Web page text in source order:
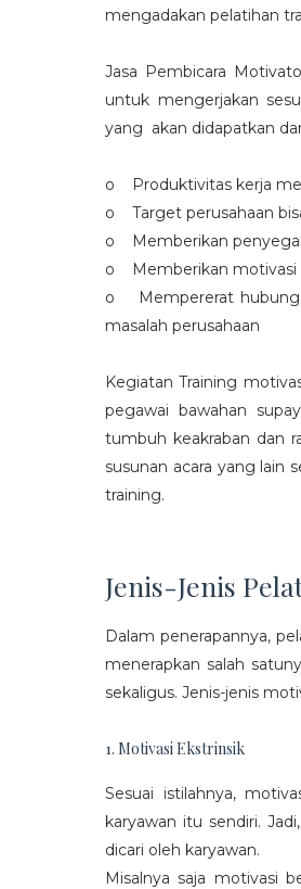
mengadakan pelatihan
Jasa Pembicara
untuk mengerjakan
yang akan didapatkan
o Produktivitas kerja
o Target perusahaan
o Memberikan
o Memberikan motivasi
o Mempererat
masalah perusahaan
Kegiatan Training
pegawai bawahan
tumbuh keakraban dan
susunan acara yang lain
training.
Jenis-Jenis
Dalam penerapannya,
menerapkan salah
sekaligus. Jenis-jenis
1. Motivasi Ekstrinsik
Sesuai istilahnya,
karyawan itu sendiri.
dicari oleh karyawan.
Misalnya saja motivasi